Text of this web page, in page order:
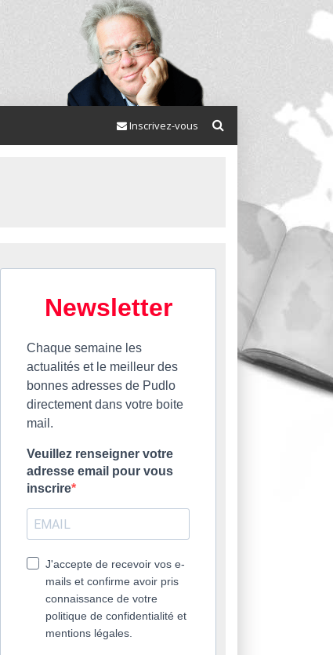
Inscrivez-vous
Newsletter
Chaque semaine les
actualités et le meilleur des
bonnes adresses de Pudlo
directement dans votre boite
mail.
Veuillez renseigner votre
adresse email pour vous
inscrire
J'accepte de recevoir vos e-
mails et confirme avoir pris
connaissance de votre
politique de confidentialité et
mentions légales.